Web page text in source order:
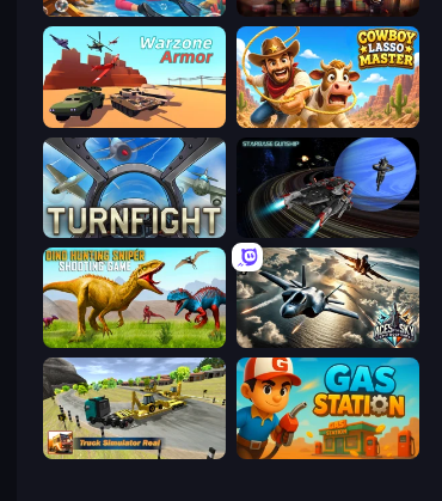
Underwater Survival Simple Sandbox 3
Warzone Armor Cowboy Lasso Master
Turnfight Starbase Gunship
Dino Hunting Sniper Shooting Game Aces of the Sky: Epic Dogfights
Truck Simulator Real Gas Station